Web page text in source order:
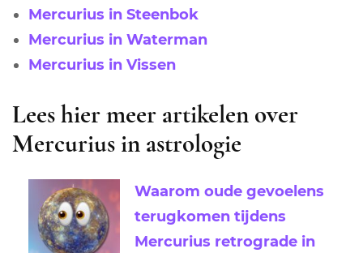
Mercurius in Steenbok
Mercurius in Waterman
Mercurius in Vissen
Lees hier meer artikelen over
Mercurius in astrologie
Waarom oude gevoelens
terugkomen tijdens
Mercurius retrograde in